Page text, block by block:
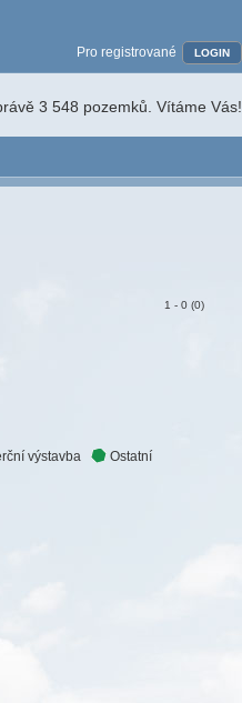
Pro registrované LOGIN
3 548 pozemků. Vítáme Vás!
1 - 0 (0)
výstavba Ostatní